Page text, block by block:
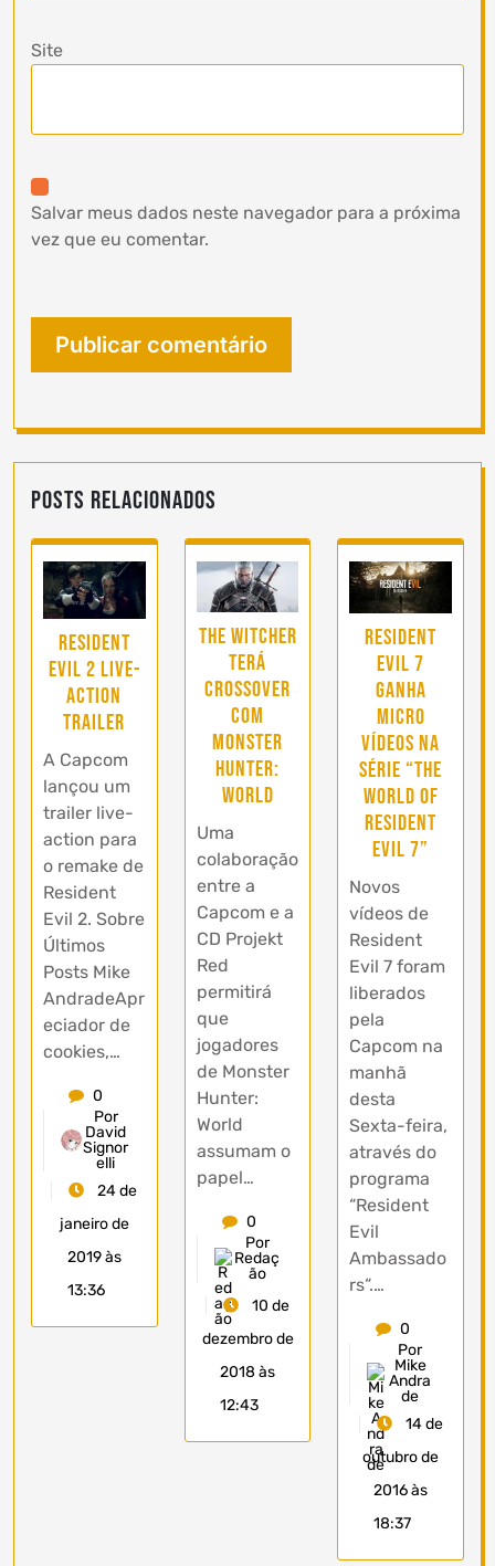
Site
Salvar meus dados neste navegador para a próxima
vez que eu comentar.
Posts Relacionados
Resident
Evil 2 live-
action
trailer
A Capcom
lançou um
trailer live-
action para
o remake de
Resident
Evil 2. Sobre
Últimos
Posts Mike
AndradeApr
eciador de
cookies,…
0
Por
David
Signor
elli
24 de
janeiro de
2019 às
13:36
The Witcher
terá
crossover
com
Monster
Hunter:
World
Uma
colaboração
entre a
Capcom e a
CD Projekt
Red
permitirá
que
jogadores
de Monster
Hunter:
World
assumam o
papel…
0
Por
Redaç
ão
10 de
dezembro de
2018 às
12:43
Resident
Evil 7
ganha
micro
vídeos na
série “The
World of
Resident
Evil 7”
Novos
vídeos de
Resident
Evil 7 foram
liberados
pela
Capcom na
manhã
desta
Sexta-feira,
através do
programa
“Resident
Evil
Ambassado
rs“.…
0
Por
Mike
Andra
de
14 de
outubro de
2016 às
18:37